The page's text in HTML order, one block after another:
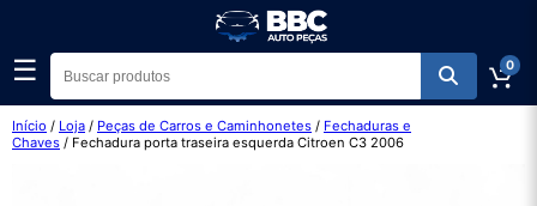
☰ 0
Início / Loja / Peças de Carros e Caminhonetes / Fechaduras e
Chaves / Fechadura porta traseira esquerda Citroen C3 2006